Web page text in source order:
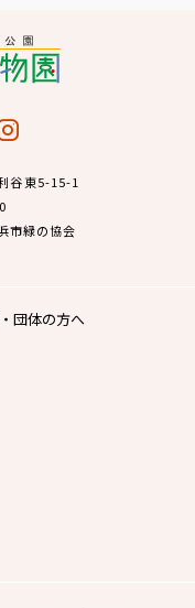
谷東5-15-1
市緑の協会
団体の方へ